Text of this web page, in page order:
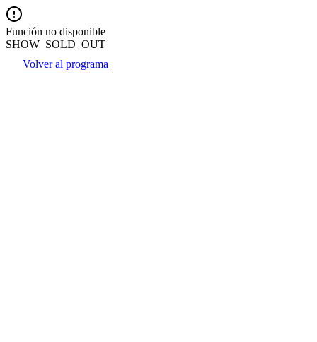
Función no disponible
SHOW_SOLD_OUT
Volver al programa